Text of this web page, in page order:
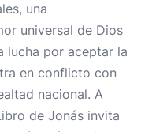
una
universal de Dios
lucha por aceptar la
en conflicto con
nacional. A
de Jonás invita